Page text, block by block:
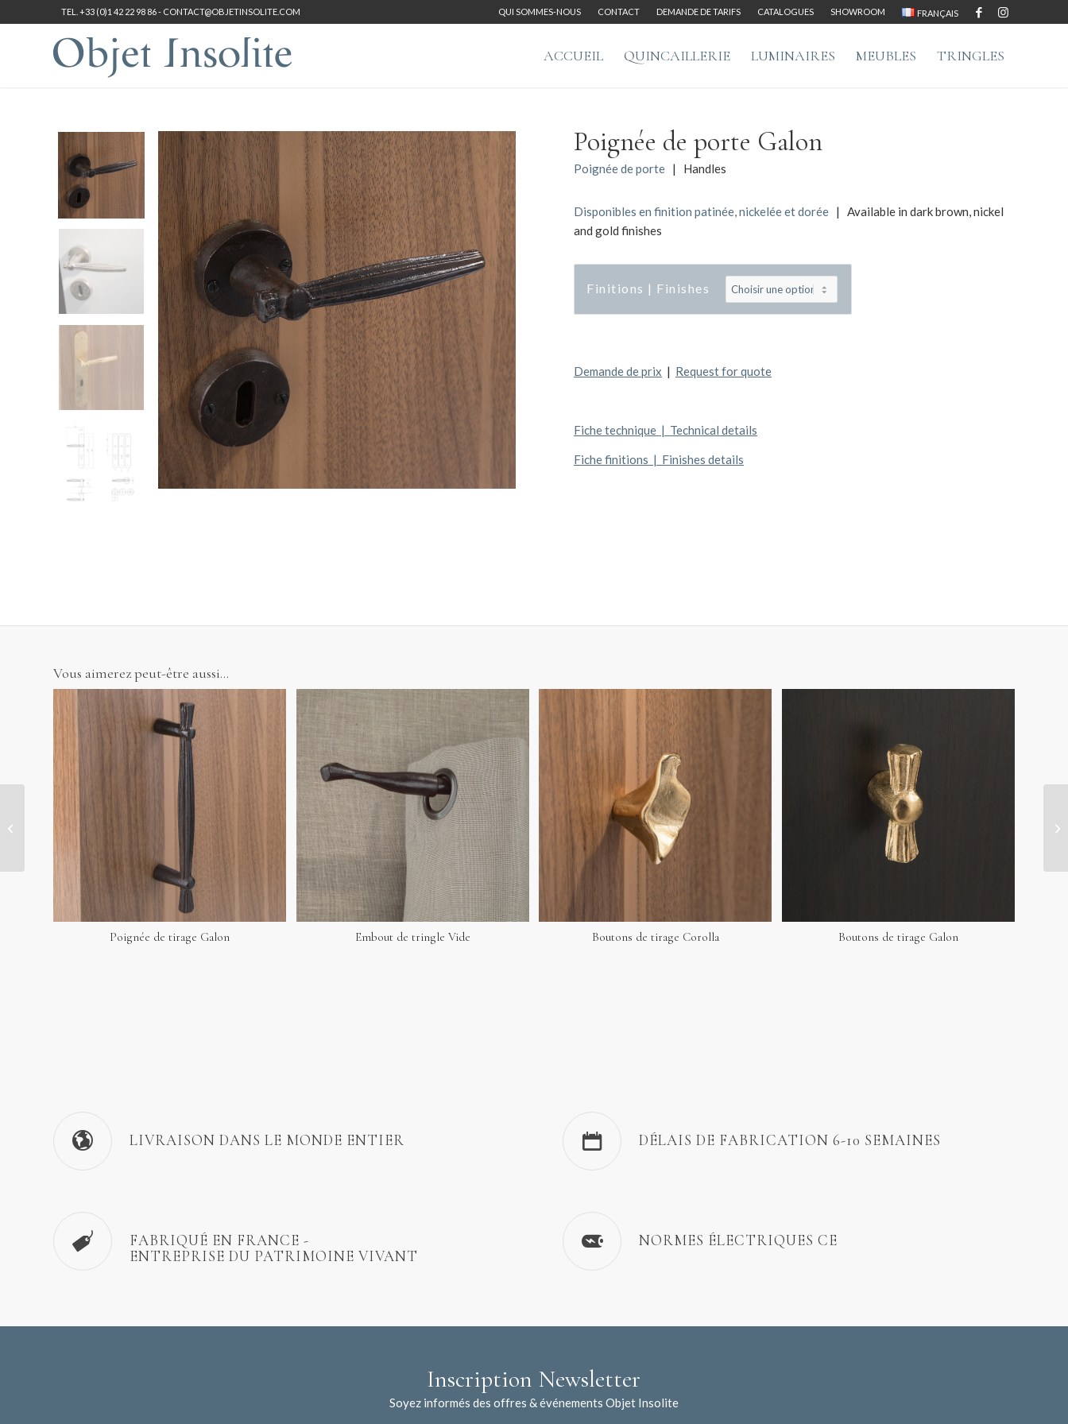
QUI SOMMES-NOUS CONTACT DEMANDE DE TARIFS CATALOGUES SHOWROOM FRANÇAIS
TEL. +33 (0)1 42 22 98 86 - CONTACT@OBJETINSOLITE.COM
ACCUEIL QUINCAILLERIE LUMINAIRES MEUBLES TRINGLES
Poignée de porte Galon
Poignée de porte | Handles
Disponibles en finition patinée, nickelée et dorée | Available in dark brown, nickel
and gold finishes
Finitions | Finishes
Demande de prix | Request for quote
Fiche technique | Technical details
Fiche finitions | Finishes details
Vous aimerez peut-être aussi…
Poignée de tirage Galon Embout de tringle Vide Boutons de tirage Corolla Boutons de tirage Galon
LIVRAISON DANS LE MONDE ENTIER DÉLAIS DE FABRICATION 6-10 SEMAINES
FABRIQUÉ EN FRANCE -
ENTREPRISE DU PATRIMOINE VIVANT
NORMES ÉLECTRIQUES CE
Inscription Newsletter
Soyez informés des offres & événements Objet Insolite
Poignée de porte
Fragile